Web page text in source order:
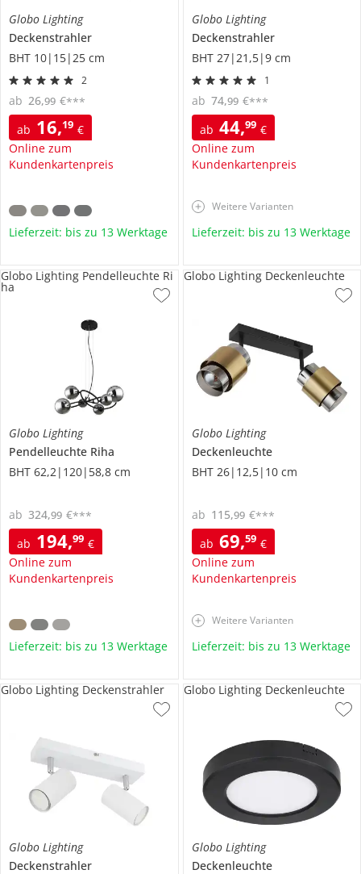
Globo Lighting
Deckenstrahler
BHT 10|15|25 cm
2
ab 16,19 €
Online zum
Kundenkartenpreis
ab 26,99 €***
Lieferzeit: bis zu 13 Werktage
Globo Lighting
Deckenstrahler
BHT 27|21,5|9 cm
1
ab 44,99 €
Online zum
Kundenkartenpreis
ab 74,99 €***
Weitere Varianten
Lieferzeit: bis zu 13 Werktage
Globo Lighting
Pendelleuchte Riha
BHT 62,2|120|58,8 cm
ab 194,99 €
Online zum
Kundenkartenpreis
ab 324,99 €***
Globo Lighting Pendelleuchte Ri
ha
Lieferzeit: bis zu 13 Werktage
Globo Lighting
Deckenleuchte
BHT 26|12,5|10 cm
ab 69,59 €
Online zum
Kundenkartenpreis
ab 115,99 €***
Globo Lighting Deckenleuchte
Weitere Varianten
Lieferzeit: bis zu 13 Werktage
Globo Lighting
Deckenstrahler
Globo Lighting Deckenstrahler
Globo Lighting
Deckenleuchte
Globo Lighting Deckenleuchte